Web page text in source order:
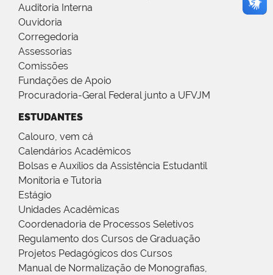
Auditoria Interna
Ouvidoria
Corregedoria
Assessorias
Comissões
Fundações de Apoio
Procuradoria-Geral Federal junto a UFVJM
ESTUDANTES
Calouro, vem cá
Calendários Acadêmicos
Bolsas e Auxílios da Assistência Estudantil
Monitoria e Tutoria
Estágio
Unidades Acadêmicas
Coordenadoria de Processos Seletivos
Regulamento dos Cursos de Graduação
Projetos Pedagógicos dos Cursos
Manual de Normalização de Monografias,